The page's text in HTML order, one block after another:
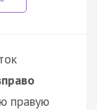
правую